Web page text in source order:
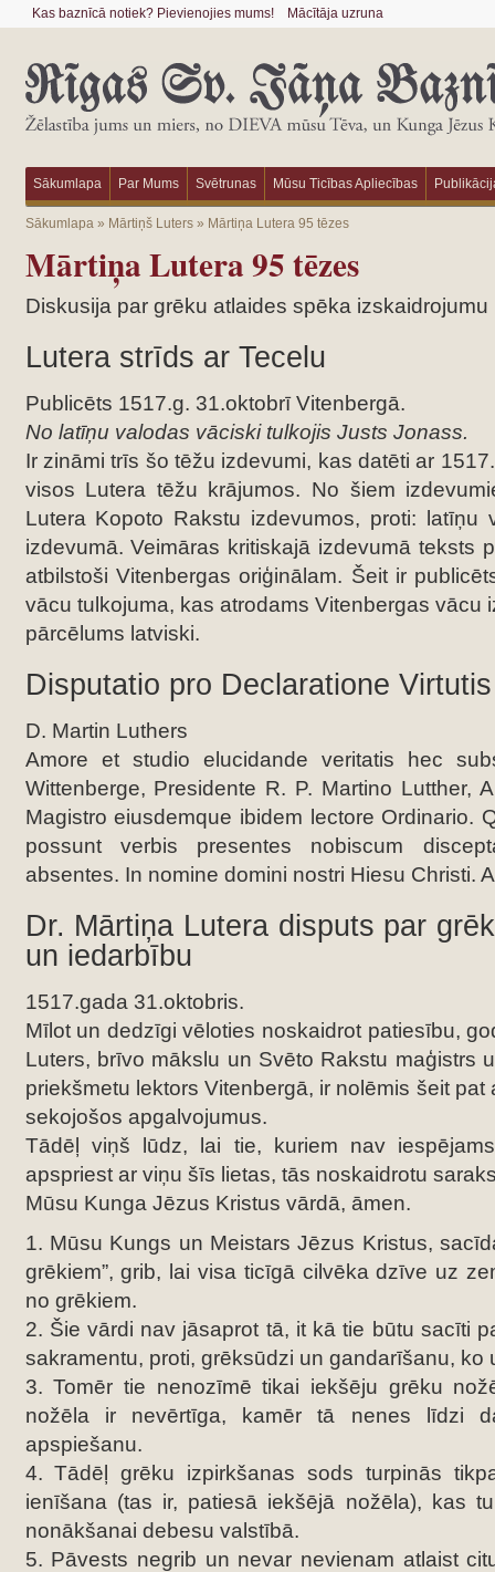
Kas baznīcā notiek? Pievienojies mums! Mācītāja uzruna
Sākumlapa Par Mums Svētrunas Mūsu Ticības Apliecības
Sākumlapa» Mārtiņš Luters» Mārtiņa Lutera 95 tēzes
Mārtiņa Lutera 95 tēzes
Diskusija par grēku atlaides spēka izskaidrojumu
Lutera strīds ar Tecelu
Publicēts 1517.g. 31.oktobrī Vitenbergā.
No latīņu valodas vāciski tulkojis Justs Jonass.
Ir zināmi trīs šo tēžu izdevumi, kas datēti ar
visos Lutera tēžu krājumos. No šiem
Lutera Kopoto Rakstu izdevumos, proti: latīņu
izdevumā. Veimāras kritiskajā izdevumā teksts
atbilstoši Vitenbergas oriģinālam. Šeit ir
vācu tulkojuma, kas atrodams Vitenbergas vācu
pārcēlums latviski.
Disputatio pro Declaratione
D. Martin Luthers
Amore et studio elucidande veritatis hec
Wittenberge, Presidente R. P. Martino Lutther,
Magistro eiusdemque ibidem lectore Ordinario.
possunt verbis presentes nobiscum
absentes. In nomine domini nostri Hiesu Christi.
Dr. Mārtiņa Lutera disputs par
un iedarbību
1517.gada 31.oktobris.
Mīlot un dedzīgi vēloties noskaidrot patiesību,
Luters, brīvo mākslu un Svēto Rakstu maģistrs
priekšmetu lektors Vitenbergā, ir nolēmis šeit
sekojošos apgalvojumus.
Tādēļ viņš lūdz, lai tie, kuriem nav
apspriest ar viņu šīs lietas, tās noskaidrotu
Mūsu Kunga Jēzus Kristus vārdā, āmen.
1. Mūsu Kungs un Meistars Jēzus Kristus,
grēkiem”, grib, lai visa ticīgā cilvēka dzīve uz
no grēkiem.
2. Šie vārdi nav jāsaprot tā, it kā tie būtu sacīti
sakramentu, proti, grēksūdzi un gandarīšanu, ko
3. Tomēr tie nenozīmē tikai iekšēju grēku
nožēla ir nevērtīga, kamēr tā nenes līdzi
apspiešanu.
4. Tādēļ grēku izpirkšanas sods turpinās
ienīšana (tas ir, patiesā iekšējā nožēla), kas
nonākšanai debesu valstībā.
5. Pāvests negrib un nevar nevienam atlaist